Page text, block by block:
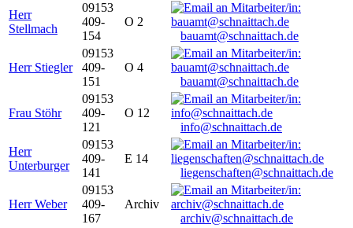
Herr
Stellmach
09153
409-
154
O 2
bauamt@schnaittach.de
Herr Stiegler
09153
409-
151
O 4
bauamt@schnaittach.de
Frau Stöhr
09153
409-
121
O 12
info@schnaittach.de
Herr
Unterburger
09153
409-
141
E 14
liegenschaften@schnaittach.de
Herr Weber
09153
409-
167
Archiv
archiv@schnaittach.de